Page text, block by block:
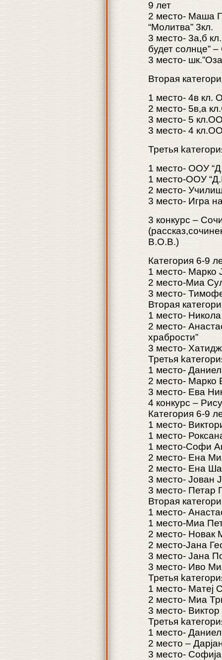
9 лет
2 место- Маша
“Молитва” 3кл.
3 место- 3а,б
будет солнце”
3 место-
Вторая
1 место- 4в кл.
2 место- 5в,а
3 место- 5
3 место- 4
Третья
1 место- ООУ
1 место-ООУ
2 место-
3 место- Игра
3 конкурс –
В.О.В.)
Категория 6-9
1 место- Марко
2 место-Миа
3 место-
Вторая
1 место-
2 место-
храбрости”
3 место-
Третья
1 место-
2 место- Марко
3 место- Ева
4 конкурс –
Категория 6-9
1 место-
1 место-
1 место-Софи
2 место- Ена
2 место- Ена
3 место- Јован
3 место- Петар
Вторая
1 место-
1 место-Миа
2 место- Новак
2 место-Јана
3 место- Јана
3 место- Иво
Третья
1 место- Матеј
2 место- Миа
3 место-
Третья
1 место-
2 место –
3 место-